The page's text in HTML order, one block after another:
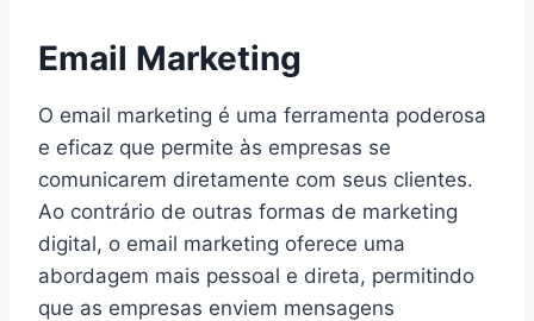
Email Marketing
O email marketing é uma ferramenta poderosa
e eficaz que permite às empresas se
comunicarem diretamente com seus clientes.
Ao contrário de outras formas de marketing
digital, o email marketing oferece uma
abordagem mais pessoal e direta, permitindo
que as empresas enviem mensagens